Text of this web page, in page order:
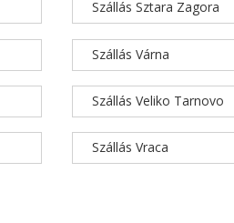
Szállás Sztara Zagora
Szállás Várna
Szállás Veliko Tarnovo
Szállás Vraca